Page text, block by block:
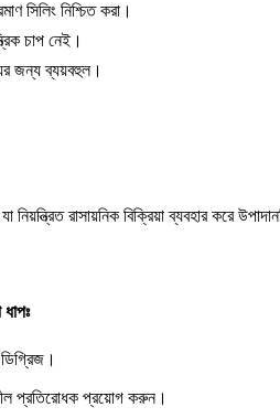
সিলিং নিশ্চিত করা।
চাপ নেই।
জন্য ব্যয়বহুল।
নিয়ন্ত্রিত রাসায়নিক বিক্রিয়া ব্যবহার করে
ধাপঃ
প্রতিরোধক প্রয়োগ করুন।